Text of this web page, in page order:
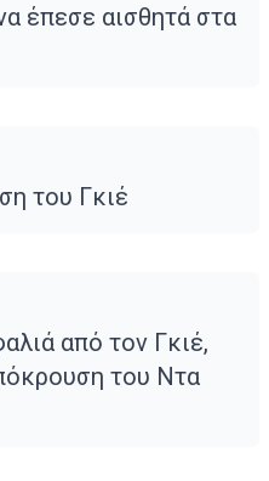
έπεσε αισθητά στα
του Γκιέ
από τον Γκιέ,
του Ντα